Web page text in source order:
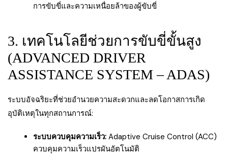
การขับขี่และความเหนื่อยล้าของผู้ขับขี่
3. เทคโนโลยีช่วยการขับขี่ขั้นสูง
(ADVANCED DRIVER
ASSISTANCE SYSTEM – ADAS)
ระบบอัจฉริยะที่ช่วยอำนวยความสะดวกและลดโอกาสการเกิด
อุบัติเหตุในทุกสถานการณ์:
ระบบควบคุมความเร็ว: Adaptive Cruise Control (ACC)
ควบคุมความเร็วแปรผันอัตโนมัติ